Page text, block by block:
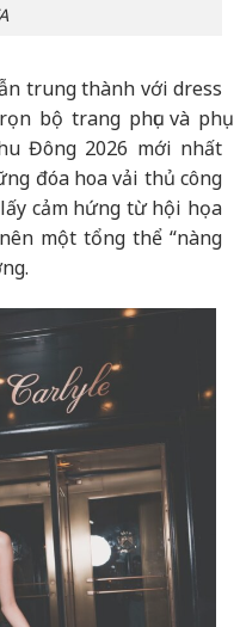
trung thành với dress
bộ trang phục và phụ
Đông 2026 mới nhất
đóa hoa vải thủ công
cảm hứng từ hội họa
một tổng thể “nàng